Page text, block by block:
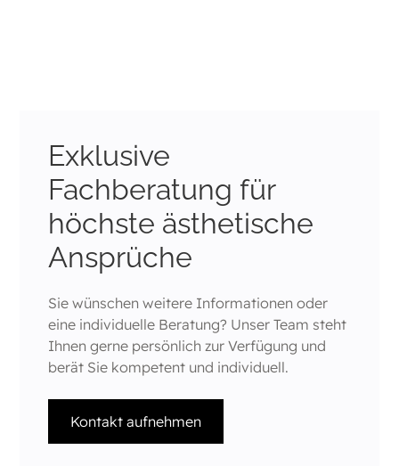
Exklusive
Fachberatung für
höchste ästhetische
Ansprüche
Sie wünschen weitere Informationen oder
eine individuelle Beratung? Unser Team steht
Ihnen gerne persönlich zur Verfügung und
berät Sie kompetent und individuell.
Kontakt aufnehmen